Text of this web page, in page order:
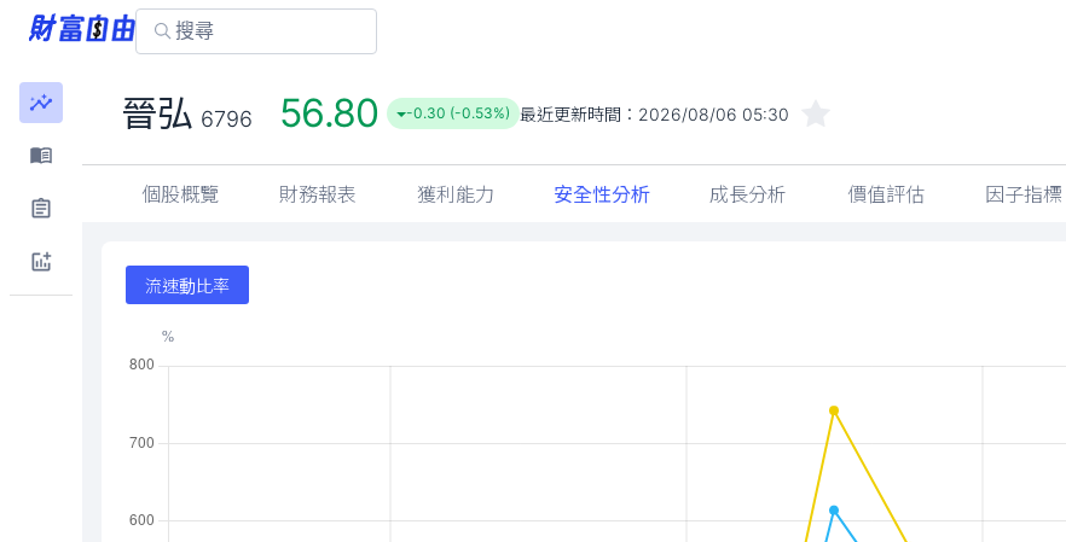
晉弘 6796 56.80 -0.30 (-0.53%) 最近更新時間： 2026/08/06 05:30
個股概覽 財務報表 獲利能力 安全性分析 成長分析 價值評估 因子指標
流速動比率